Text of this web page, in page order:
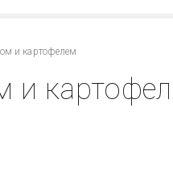
и картофелем
и